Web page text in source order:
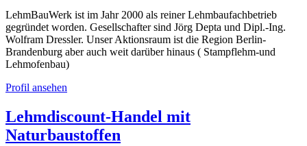
LehmBauWerk ist im Jahr 2000 als reiner Lehmbaufachbetrieb
gegründet worden. Gesellschafter sind Jörg Depta und Dipl.-Ing.
Wolfram Dressler. Unser Aktionsraum ist die Region Berlin-
Brandenburg aber auch weit darüber hinaus ( Stampflehm-und
Lehmofenbau)
Profil ansehen
Lehmdiscount-Handel mit
Naturbaustoffen